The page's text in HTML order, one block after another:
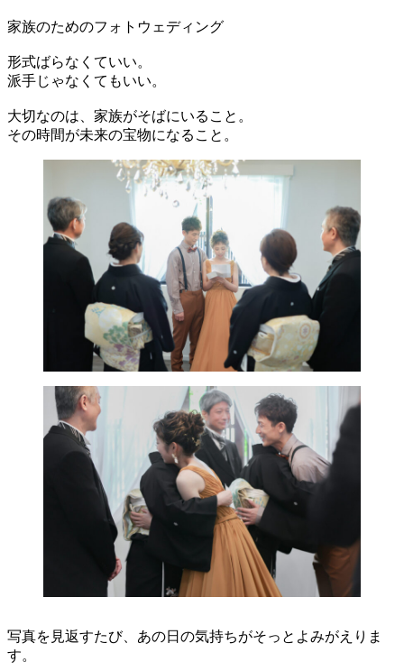
家族のためのフォトウェディング
形式ばらなくていい。
派手じゃなくてもいい。
大切なのは、家族がそばにいること。
その時間が未来の宝物になること。
写真を見返すたび、あの日の気持ちがそっとよみがえりま
す。